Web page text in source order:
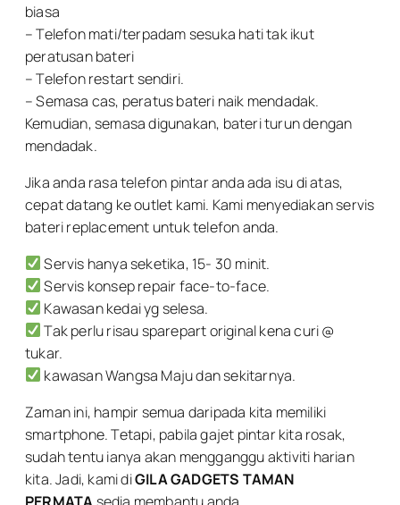
biasa
– Telefon mati/terpadam sesuka hati tak ikut
peratusan bateri
– Telefon restart sendiri.
– Semasa cas, peratus bateri naik mendadak.
Kemudian, semasa digunakan, bateri turun dengan
mendadak.
Jika anda rasa telefon pintar anda ada isu di atas,
cepat datang ke outlet kami. Kami menyediakan servis
bateri replacement untuk telefon anda.
Servis hanya seketika, 15- 30 minit.
Servis konsep repair face-to-face.
Kawasan kedai yg selesa.
Tak perlu risau sparepart original kena curi @
tukar.
kawasan Wangsa Maju dan sekitarnya.
Zaman ini, hampir semua daripada kita memiliki
smartphone. Tetapi, pabila gajet pintar kita rosak,
sudah tentu ianya akan mengganggu aktiviti harian
kita. Jadi, kami diGILA GADGETS TAMAN